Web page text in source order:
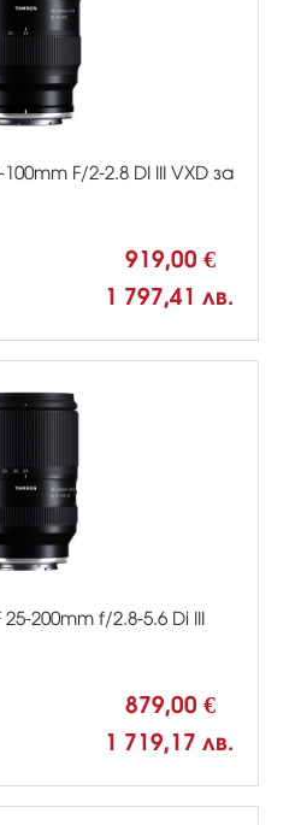
F/2-2.8 DI III VXD за
919,00 €
1 797,41 лв.
200mm f/2.8-5.6 Di III
879,00 €
1 719,17 лв.